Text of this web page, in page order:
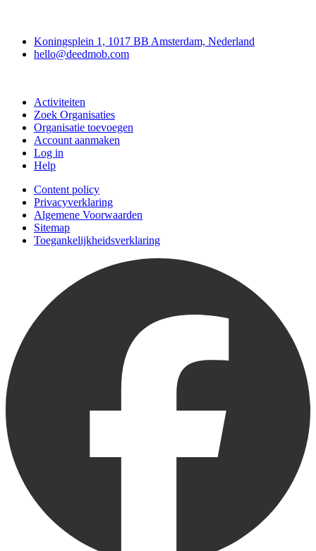
Koningsplein 1, 1017 BB Amsterdam, Nederland
hello@deedmob.com
Activiteiten
Zoek Organisaties
Organisatie toevoegen
Account aanmaken
Log in
Help
Content policy
Privacyverklaring
Algemene Voorwaarden
Sitemap
Toegankelijkheidsverklaring